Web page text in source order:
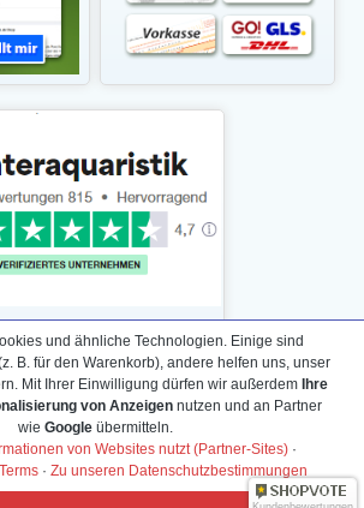
/Widerrufs­formular
AGB & Info
und ähnliche Technologien. Einige sind
B. für den Warenkorb), andere helfen uns, unser
Mit Ihrer Einwilligung dürfen wir außerdem Ihre
von Anzeigennutzen und an Partner
wie Googleübermitteln.
von Websites nutzt (Partner-Sites) ·
· Zu unseren Datenschutzbestimmungen